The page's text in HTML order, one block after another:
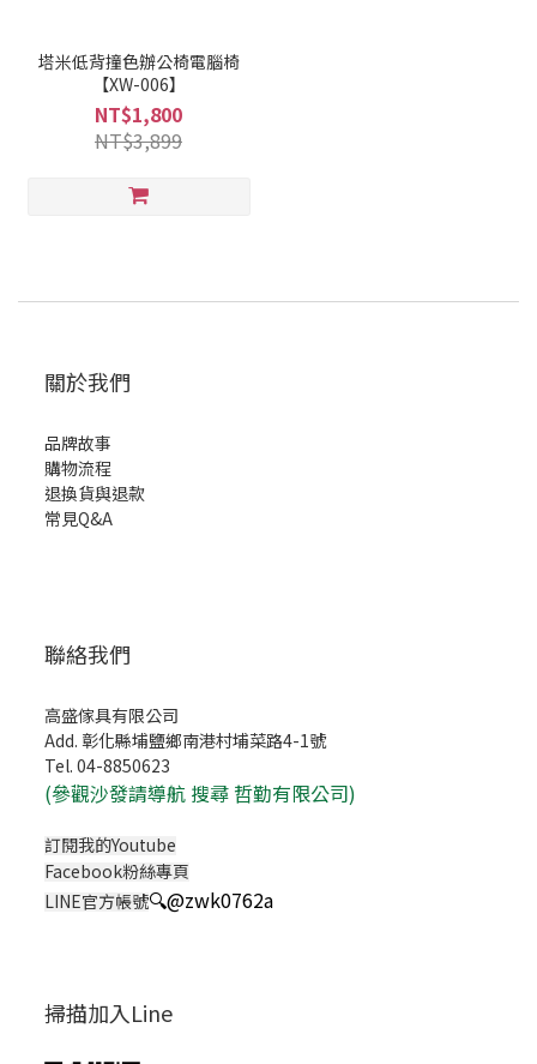
塔米低背撞色辦公椅電腦椅
【XW-006】
NT$1,800
NT$3,899
關於我們
品牌故事
購物流程
退換貨與退款
常見Q&A
聯絡我們
高盛傢具有限公司
Add. 彰化縣埔鹽鄉南港村埔菜路4-1號
Tel. 04-8850623
(參觀沙發請導航 搜尋 哲勤有限公司)
訂閱我的Youtube
Facebook粉絲專頁
LINE官方帳號🔍@zwk0762a
掃描加入Line